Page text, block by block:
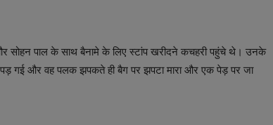
सोहन पाल के साथ बैनामे के लिए स्टांप खरीदने कचहरी पहुंचे थे। उनके
गई और वह पलक झपकते ही बैग पर झपटा मारा और एक पेड़ पर जा